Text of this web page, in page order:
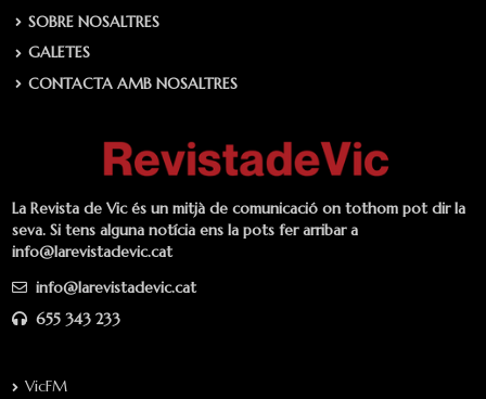
SOBRE NOSALTRES
GALETES
CONTACTA AMB NOSALTRES
La Revista de Vic és un mitjà de comunicació on tothom pot dir la
seva. Si tens alguna notícia ens la pots fer arribar a
info@larevistadevic.cat
info@larevistadevic.cat
655 343 233
VicFM